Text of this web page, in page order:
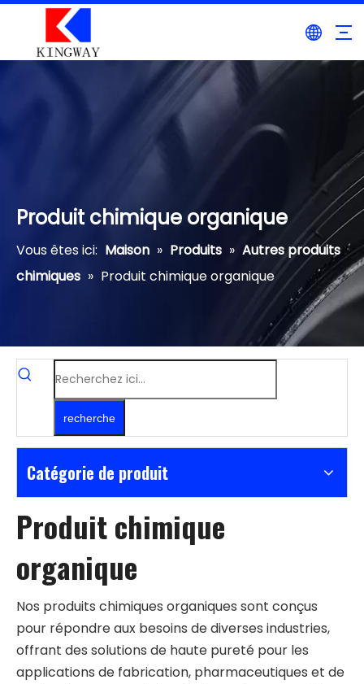
Produit chimique organique
Vous êtes ici: Maison » Produits » Autres produits
chimiques » Produit chimique organique
recherche
Catégorie de produit
Produit chimique
organique
Nos produits chimiques organiques sont conçus
pour répondre aux besoins de diverses industries,
offrant des solutions de haute pureté pour les
applications de fabrication, pharmaceutiques et de